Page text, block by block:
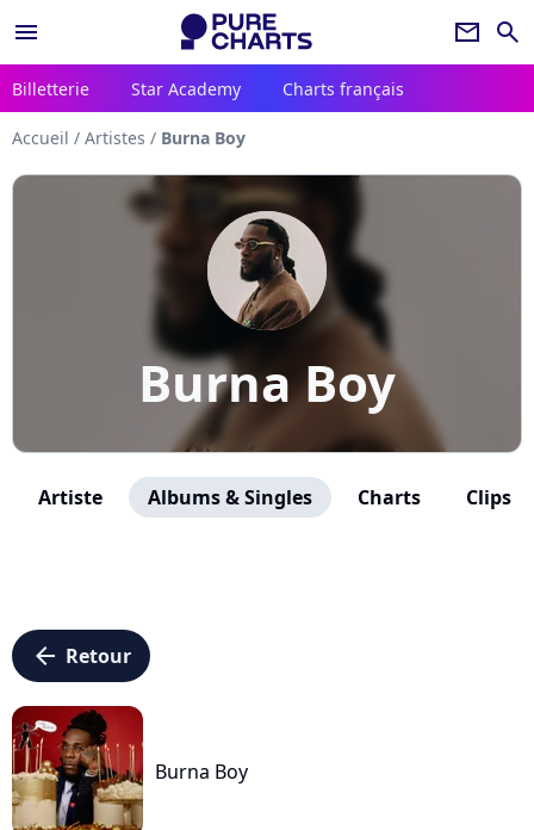
menu newsletter search
Billetterie Star Academy Charts français
Accueil / Artistes / Burna Boy
Burna Boy
Artiste Albums & Singles Charts Clips
arrow_left Retour
Burna Boy